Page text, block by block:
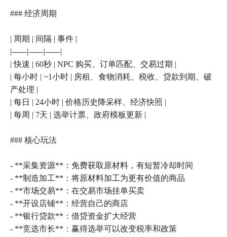
### 经济周期
| 周期 | 间隔 | 事件 |
|------|------|------|
| 快速 | 60秒 | NPC 购买、订单匹配、交易过期 |
| 每小时 | ~1小时 | 房租、食物消耗、税收、贷款到期、破
产处理 |
| 每日 | 24小时 | 价格历史降采样、经济快照 |
| 每周 | 7天 | 选举计票、政府模板更新 |
### 核心玩法
- **采集资源**：免费获取原材料，有短暂冷却时间
- **制造加工**：将原材料加工为更有价值的商品
- **市场交易**：在交易市场挂单买卖
- **开设店铺**：经营自己的商店
- **银行贷款**：借贷资金扩大经营
- **竞选市长**：赢得选举可以改变税率和政策